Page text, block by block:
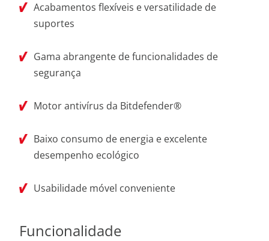
Acabamentos flexíveis e versatilidade de
suportes
Gama abrangente de funcionalidades de
segurança
Motor antivírus da Bitdefender®
Baixo consumo de energia e excelente
desempenho ecológico
Usabilidade móvel conveniente
Funcionalidade